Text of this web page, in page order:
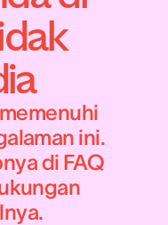
ini.
di FAQ